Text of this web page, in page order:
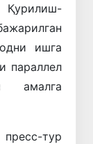
Қурилиш-
ишга
параллел
амалга
тур